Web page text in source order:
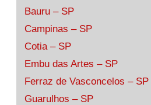
Bauru – SP
Campinas – SP
Cotia – SP
Embu das Artes – SP
Ferraz de Vasconcelos – SP
Guarulhos – SP